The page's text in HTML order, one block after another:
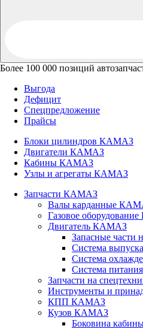
Более 100 000 позиций
Выгода
Дефицит
Спецпредложение
Прайсы
Блоки цилиндров КАМАЗ
Двигатели КАМАЗ
Кабины КАМАЗ
Узлы и агрегаты КАМАЗ
Запчасти КАМАЗ
Валы карданные
Газовое
Двигатель КАМАЗ
Запасные части
Система
Система
Система
Запчасти на
Инструменты и
КПП КАМАЗ
Кузов КАМАЗ
Боковина